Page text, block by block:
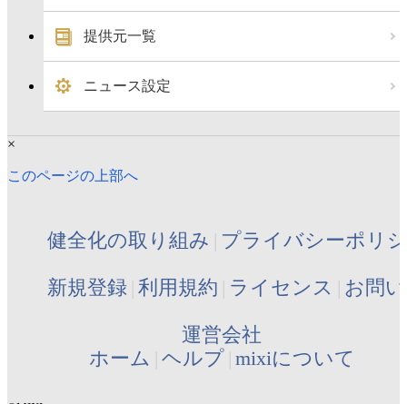
提供元一覧
ニュース設定
×
このページの上部へ
健全化の取り組み プライバシーポリ
新規登録 利用規約 ライセンス お問
運営会社
ホーム ヘルプ mixiについて